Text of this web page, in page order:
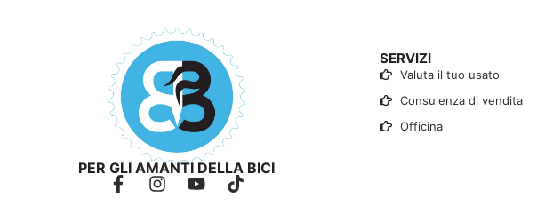
PER GLI AMANTI DELLA BICI
SERVIZI
Valuta il tuo usato
Consulenza di vendita
Officina